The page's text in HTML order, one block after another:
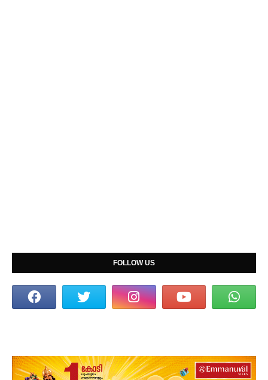
FOLLOW US